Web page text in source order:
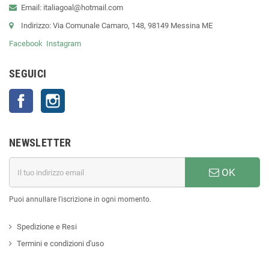
Email: italiagoal@hotmail.com
Indirizzo: Via Comunale Camaro, 148, 98149 Messina ME
Facebook Instagram
SEGUICI
Facebook
NEWSLETTER
OK
Puoi annullare l'iscrizione in ogni momento.
Spedizione e Resi
Termini e condizioni d'uso